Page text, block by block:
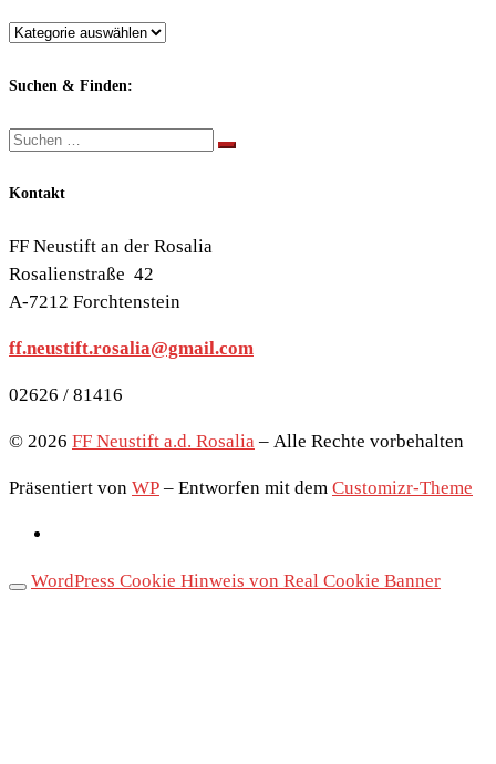
Berichte
Themen:
Suchen & Finden:
Suche
Suchen …
Kontakt
FF Neustift an der Rosalia
Rosalienstraße 42
A-7212 Forchtenstein
ff.neustift.rosalia@gmail.com
02626 / 81416
© 2026 FF Neustift a.d. Rosalia – Alle Rechte vorbehalten
Präsentiert von WP – Entworfen mit dem Customizr-Theme
WordPress Cookie Hinweis von Real Cookie Banner